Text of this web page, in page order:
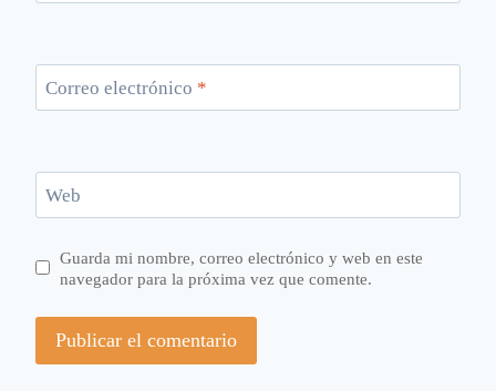
Correo electrónico *
Web
Guarda mi nombre, correo electrónico y web en este
navegador para la próxima vez que comente.